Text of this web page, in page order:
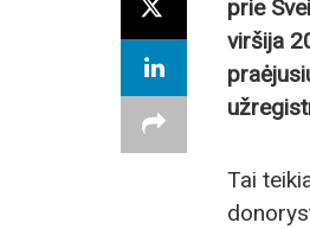
prie
viršija
Tai